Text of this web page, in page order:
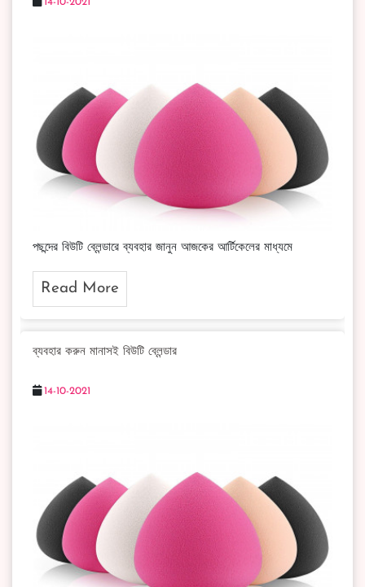
পছন্দের বিউটি ব্লেন্ডারে ব্যবহার জানুন আজকের আর্টিকেলের মাধ্যমে
Read More
ব্যবহার করুন মানাসই বিউটি ব্লেন্ডার
14-10-2021